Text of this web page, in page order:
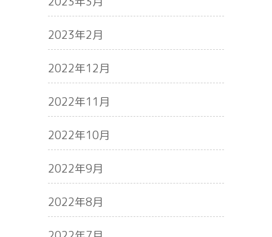
2023年2月
2022年12月
2022年11月
2022年10月
2022年9月
2022年8月